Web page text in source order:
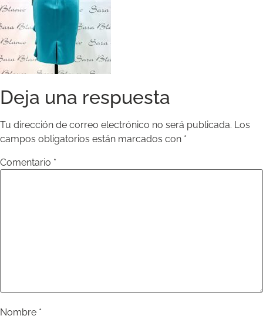
Deja una respuesta
Tu dirección de correo electrónico no será publicada. Los
campos obligatorios están marcados con *
Comentario *
Nombre *